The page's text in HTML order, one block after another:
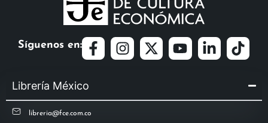
Síguenos en:
Librería México
libreria@fce.com.co